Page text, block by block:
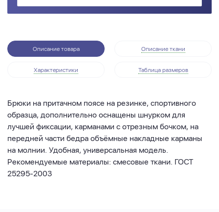
Описание товара Описание ткани
Характеристики Таблица размеров
Брюки на притачном поясе на резинке, спортивного
образца, дополнительно оснащены шнурком для
лучшей фиксации, карманами с отрезным бочком, на
передней части бедра объёмные накладные карманы
на молнии. Удобная, универсальная модель.
Рекомендуемые материалы: смесовые ткани. ГОСТ
25295-2003